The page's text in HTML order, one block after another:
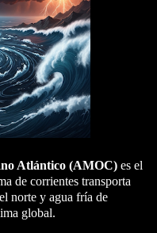
Atlántico (AMOC) es el
de corrientes transporta
norte y agua fría de
global.